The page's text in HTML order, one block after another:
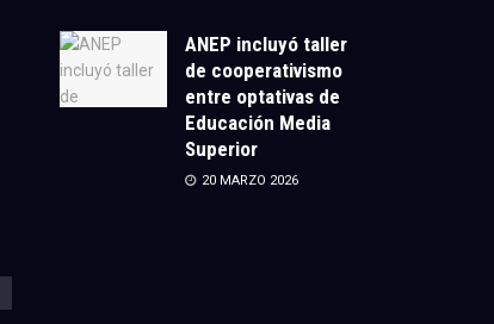
ANEP incluyó taller
de cooperativismo
entre optativas de
Educación Media
Superior
20 MARZO 2026